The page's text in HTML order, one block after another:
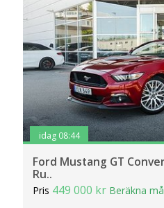
idag 08:44
Ford Mustang GT
Ru..
Pris 449 000 kr Beräkna